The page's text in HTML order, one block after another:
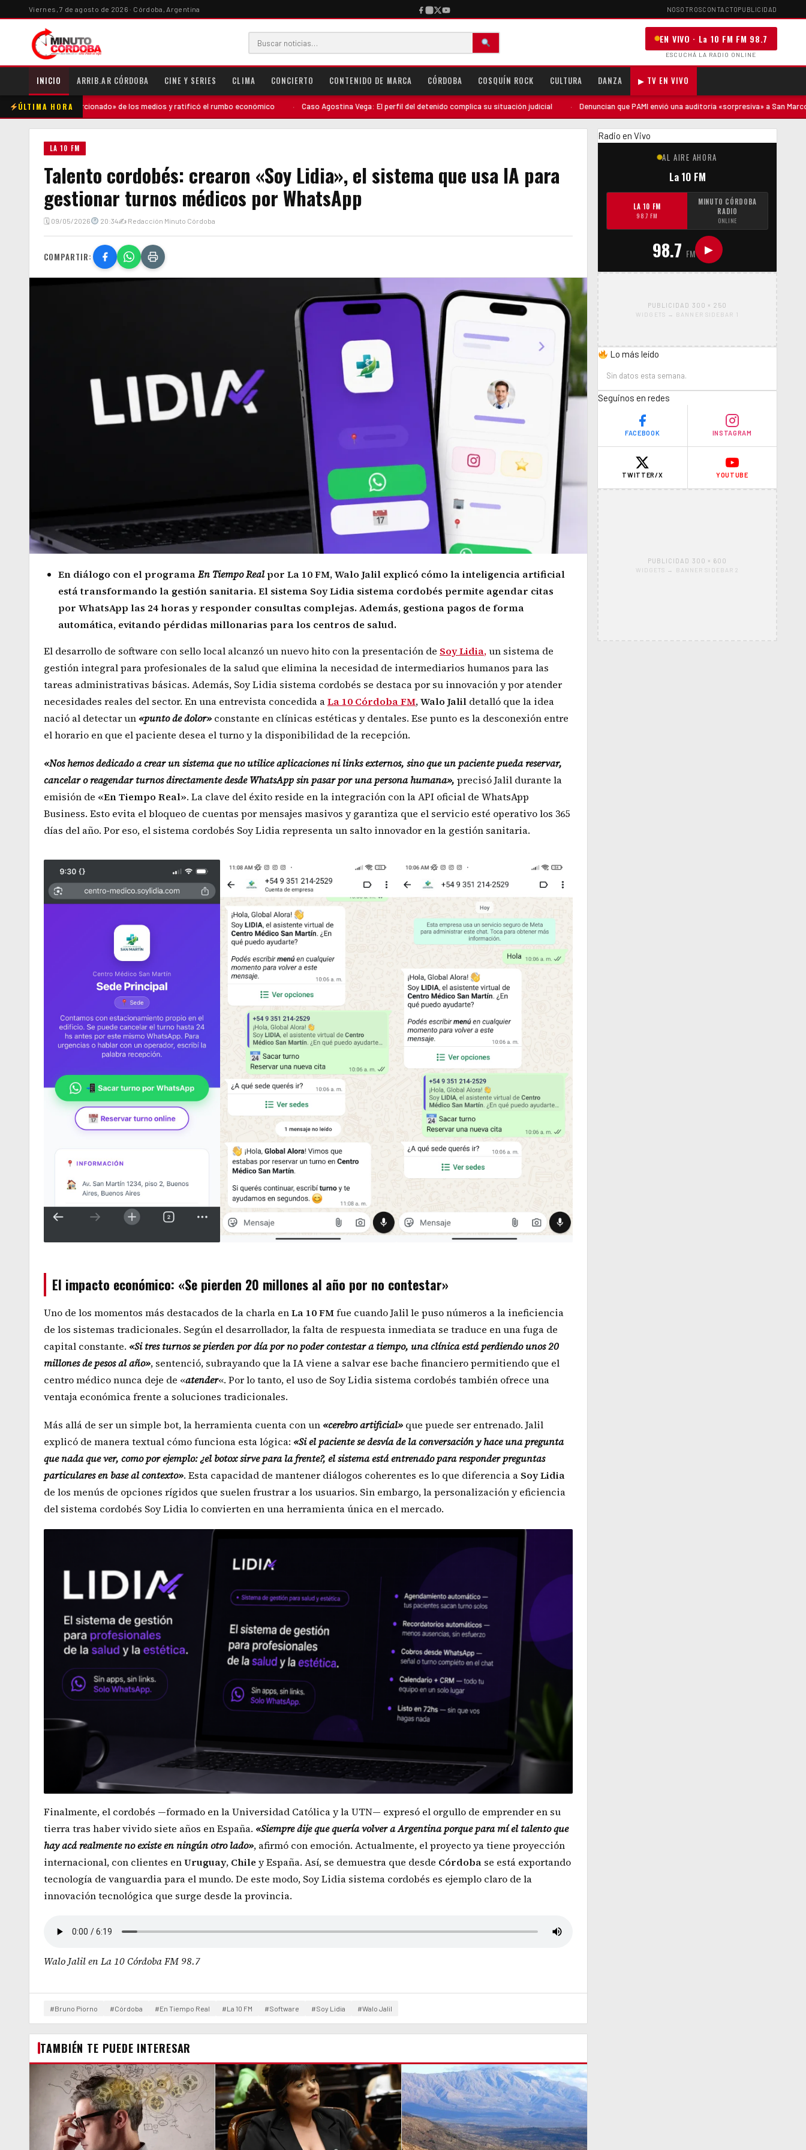
Viernes, 7 de agosto de 2026 · Córdoba, Argentina NOSOTROSCONTACTOPUBLICIDAD
EN VIVO · La 10 FM FM 98.7
ESCUCHÁ LA RADIO ONLINE
INICIO ARRIB.AR CÓRDOBA CINE Y SERIES CLIMA CONCIERTO CONTENIDO DE MARCA CÓRDOBA COSQUÍN ROCK CULTURA DANZA ▶ TV EN VIVO
ÚLTIMA HORAde los medios y ratificó el rumbo económico · Caso Agostina Vega: El perfil del detenido complica su situación judicial · Denuncian que PAMI envió una auditoría «sorpresiva» a San Marcos Sud tras el
LA 10 FM
Talento cordobés: crearon «Soy Lidia», el sistema que usa IA para
gestionar turnos médicos por WhatsApp
🗓 09/05/2026 20:34✍ Redacción Minuto Córdoba
COMPARTIR:
En diálogo con el programaEn Tiempo Realpor La 10 FM, Walo Jalil explicó cómo la inteligencia artificial
está transformando la gestión sanitaria. El sistema Soy Lidia sistema cordobés permite agendar citas
por WhatsApp las 24 horas y responder consultas complejas. Además, gestiona pagos de forma
automática, evitando pérdidas millonarias para los centros de salud.
El desarrollo de software con sello local alcanzó un nuevo hito con la presentación de Soy Lidia,un sistema de
gestión integral para profesionales de la salud que elimina la necesidad de intermediarios humanos para las
tareas administrativas básicas. Además, Soy Lidia sistema cordobés se destaca por su innovación y por atender
necesidades reales del sector. En una entrevista concedida aLa 10 Córdoba FM,Walo Jalil detalló que la idea
nació al detectar un «punto de dolor» constante en clínicas estéticas y dentales. Ese punto es la desconexión entre
el horario en que el paciente desea el turno y la disponibilidad de la recepción.
«Nos hemos dedicado a crear un sistema que no utilice aplicaciones ni links externos, sino que un paciente pueda reservar,
cancelar o reagendar turnos directamente desde WhatsApp sin pasar por una persona humana», precisó Jalil durante la
emisión de «En Tiempo Real». La clave del éxito reside en la integración con la API oficial de WhatsApp
Business. Esto evita el bloqueo de cuentas por mensajes masivos y garantiza que el servicio esté operativo los 365
días del año. Por eso, el sistema cordobés Soy Lidia representa un salto innovador en la gestión sanitaria.
El impacto económico: «Se pierden 20 millones al año por no contestar»
Uno de los momentos más destacados de la charla enLa 10 FMfue cuando Jalil le puso números a la ineficiencia
de los sistemas tradicionales. Según el desarrollador, la falta de respuesta inmediata se traduce en una fuga de
capital constante. «Si tres turnos se pierden por día por no poder contestar a tiempo, una clínica está perdiendo unos 20
millones de pesos al año», sentenció, subrayando que la IA viene a salvar ese bache financiero permitiendo que el
centro médico nunca deje de «atender«. Por lo tanto, el uso de Soy Lidia sistema cordobés también ofrece una
ventaja económica frente a soluciones tradicionales.
Más allá de ser un simple bot, la herramienta cuenta con un «cerebro artificial» que puede ser entrenado. Jalil
explicó de manera textual cómo funciona esta lógica: «Si el paciente se desvía de la conversación y hace una pregunta
que nada que ver, como por ejemplo: ¿el botox sirve para la frente?, el sistema está entrenado para responder preguntas
particulares en base al contexto». Esta capacidad de mantener diálogos coherentes es lo que diferencia a Soy Lidia
de los menús de opciones rígidos que suelen frustrar a los usuarios. Sin embargo, la personalización y eficiencia
del sistema cordobés Soy Lidia lo convierten en una herramienta única en el mercado.
Finalmente, el cordobés —formado en la Universidad Católica y la UTN— expresó el orgullo de emprender en su
tierra tras haber vivido siete años en España. «Siempre dije que quería volver a Argentina porque para mí el talento que
hay acá realmente no existe en ningún otro lado», afirmó con emoción. Actualmente, el proyecto ya tiene proyección
internacional, con clientes enUruguay, Chile y España. Así, se demuestra que desde Córdoba se está exportando
tecnología de vanguardia para el mundo. De este modo, Soy Lidia sistema cordobés es ejemplo claro de la
innovación tecnológica que surge desde la provincia.
Walo Jalil en La 10 Córdoba FM 98.7
#Bruno Piorno #Córdoba #En Tiempo Real #La 10 FM #Software #Soy Lidia #Walo Jalil
TAMBIÉN TE PUEDE INTERESAR
Radio en Vivo
AL AIRE AHORA
La 10 FM
LA 10 FM
98.7 FM
MINUTO CÓRDOBA
RADIO
ONLINE
98.7 FM ▶
PUBLICIDAD 300 × 250
WIDGETS → BANNER SIDEBAR 1
Lo más leído
Sin datos esta semana.
Seguinos en redes
FACEBOOK INSTAGRAM
TWITTER/X YOUTUBE
PUBLICIDAD 300 × 600
WIDGETS → BANNER SIDEBAR 2